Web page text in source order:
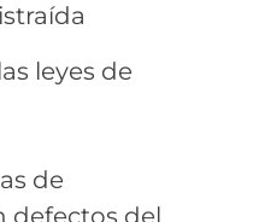
leyes de
de
defectos del